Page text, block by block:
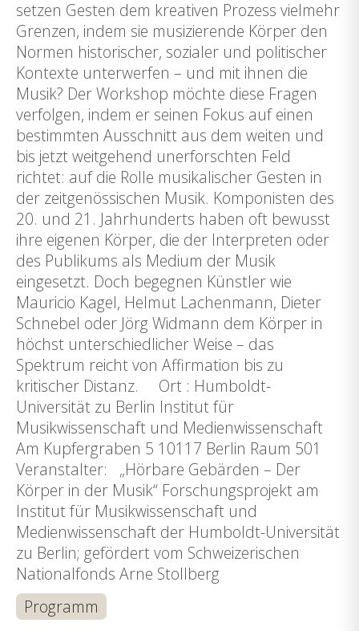
setzen Gesten dem kreativen Prozess vielmehr
Grenzen, indem sie musizierende Körper den
Normen historischer, sozialer und politischer
Kontexte unterwerfen – und mit ihnen die
Musik? Der Workshop möchte diese Fragen
verfolgen, indem er seinen Fokus auf einen
bestimmten Ausschnitt aus dem weiten und
bis jetzt weitgehend unerforschten Feld
richtet: auf die Rolle musikalischer Gesten in
der zeitgenössischen Musik. Komponisten des
20. und 21. Jahrhunderts haben oft bewusst
ihre eigenen Körper, die der Interpreten oder
des Publikums als Medium der Musik
eingesetzt. Doch begegnen Künstler wie
Mauricio Kagel, Helmut Lachenmann, Dieter
Schnebel oder Jörg Widmann dem Körper in
höchst unterschiedlicher Weise – das
Spektrum reicht von Affirmation bis zu
kritischer Distanz. Ort : Humboldt-
Universität zu Berlin Institut für
Musikwissenschaft und Medienwissenschaft
Am Kupfergraben 5 10117 Berlin Raum 501
Veranstalter: „Hörbare Gebärden – Der
Körper in der Musik“ Forschungsprojekt am
Institut für Musikwissenschaft und
Medienwissenschaft der Humboldt-Universität
zu Berlin; gefördert vom Schweizerischen
Nationalfonds Arne Stollberg
Programm